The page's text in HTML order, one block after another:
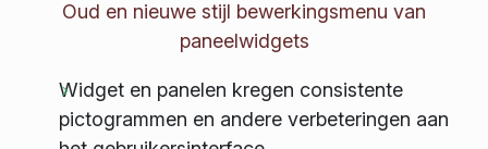
Oud en nieuwe stijl bewerkingsmenu van
paneelwidgets
Widget en panelen kregen consistente
pictogrammen en andere verbeteringen aan